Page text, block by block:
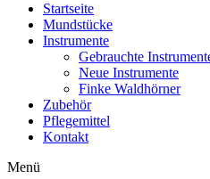
Startseite
Mundstücke
Instrumente
Gebrauchte
Neue Instrumente
Finke Waldhörner
Zubehör
Pflegemittel
Kontakt
Menü